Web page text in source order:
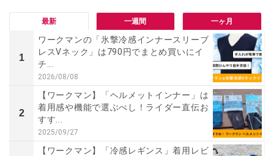
最新 一週間 一ヶ月
1
ワークマンの「氷撃冷感インナースリーブ
レスVネック」は790円でまとめ買いにイ
チ...
2026/08/08
2
【ワークマン】「ヘルメットインナー」は
着用感や機能で選ぶべし！ライダー直伝お
すす...
2025/09/27
【ワークマン】「冷感レギンス」着用レビ